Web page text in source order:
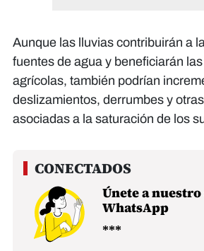
Aunque las lluvias contribuirán a
fuentes de agua y beneficiarán
agrícolas, también podrían
deslizamientos, derrumbes y
asociadas a la saturación de los
Únete a
WhatsApp